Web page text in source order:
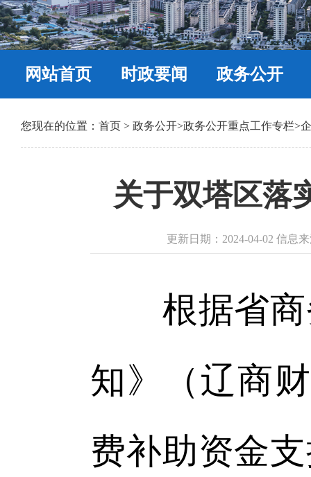
网站首页 时政要闻 政务公开
您现在的位置： 首页 > 政务公开>政务公开重点工作专栏>
关于双塔区落
更新日期：2024-04-02 信息
根据省商
知》（辽商
费补助资金